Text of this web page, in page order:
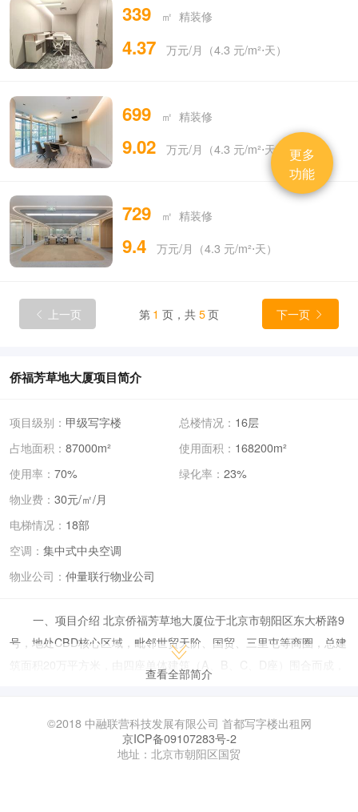
339 ㎡ 精装修
4.37 万元/月（4.3 元/m²⋅天）
699 ㎡ 精装修
9.02 万元/月（4.3 元/m²⋅天）
729 ㎡ 精装修
9.4 万元/月（4.3 元/m²⋅天）
 上一页 第 1 页，共 5页 下一页 
侨福芳草地大厦项目简介
项目级别： 甲级写字楼 总楼情况： 16层
占地面积： 87000m² 使用面积： 168200m²
使用率： 70% 绿化率： 23%
物业费： 30元/㎡/月
电梯情况： 18部
空调： 集中式中央空调
物业公司： 仲量联行物业公司
一、项目介绍 北京侨福芳草地大厦位于北京市朝阳区东大桥路9
号，地处CBD核心区域，毗邻世贸天阶、国贸、三里屯等商圈，总建
筑面积20万平方米，由四座单体建筑（A、B、C、D座）围合而成，
统，降低30%能耗，获LEED铂金级认证。 空间特色：中央设有高挑
中庭和236米悬索步行桥，连接四座建筑；下沉花园（9米深）和屋顶
查看全部简介
更多
功能
©2018 中融联营科技发展有限公司 首都写字楼出租网
京ICP备09107283号-2
地址：北京市朝阳区国贸